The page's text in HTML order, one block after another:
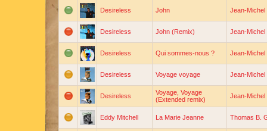
Desireless John Jean-Michel
Desireless John (Remix) Jean-Michel
Desireless Qui sommes-nous ? Jean-Michel
Desireless Voyage voyage Jean-Michel
Desireless
Voyage, Voyage
(Extended remix)
Jean-Michel
Eddy Mitchell La Marie Jeanne Thomas B.